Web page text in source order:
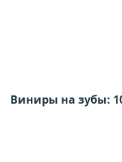
Виниры на зубы: